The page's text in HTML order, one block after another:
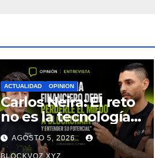
ACTUALIDAD OPINION
Carlos Neira: El reto
no es la tecnología,
sino el miedo a
entenderla
AGOSTO 5, 2026
BLOCKVOZ.XYZ